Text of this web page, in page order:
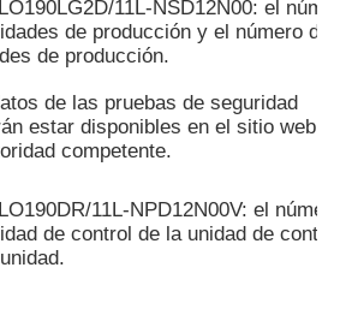
11L-NSD12N00: el
de producción y el número de
de producción.
de las pruebas de seguridad
estar disponibles en el sitio web
competente.
11L-NPD12N00V: el
de control de la unidad de